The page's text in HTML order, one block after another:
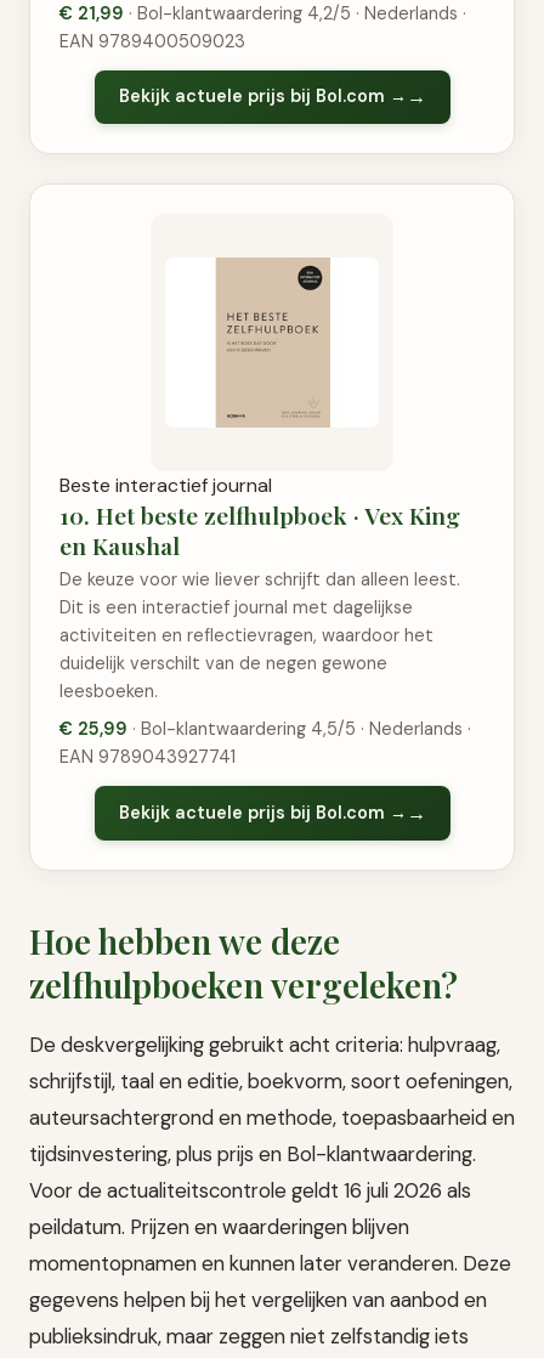
€ 21,99 · Bol-klantwaardering 4,2/5 · Nederlands ·
EAN 9789400509023
Bekijk actuele prijs bij Bol.com →
Beste interactief journal
10. Het beste zelfhulpboek · Vex King
en Kaushal
De keuze voor wie liever schrijft dan alleen leest.
Dit is een interactief journal met dagelijkse
activiteiten en reflectievragen, waardoor het
duidelijk verschilt van de negen gewone
leesboeken.
€ 25,99 · Bol-klantwaardering 4,5/5 · Nederlands ·
EAN 9789043927741
Bekijk actuele prijs bij Bol.com →
Hoe hebben we deze
zelfhulpboeken vergeleken?
De deskvergelijking gebruikt acht criteria: hulpvraag,
schrijfstijl, taal en editie, boekvorm, soort oefeningen,
auteursachtergrond en methode, toepasbaarheid en
tijdsinvestering, plus prijs en Bol-klantwaardering.
Voor de actualiteitscontrole geldt 16 juli 2026 als
peildatum. Prijzen en waarderingen blijven
momentopnamen en kunnen later veranderen. Deze
gegevens helpen bij het vergelijken van aanbod en
publieksindruk, maar zeggen niet zelfstandig iets